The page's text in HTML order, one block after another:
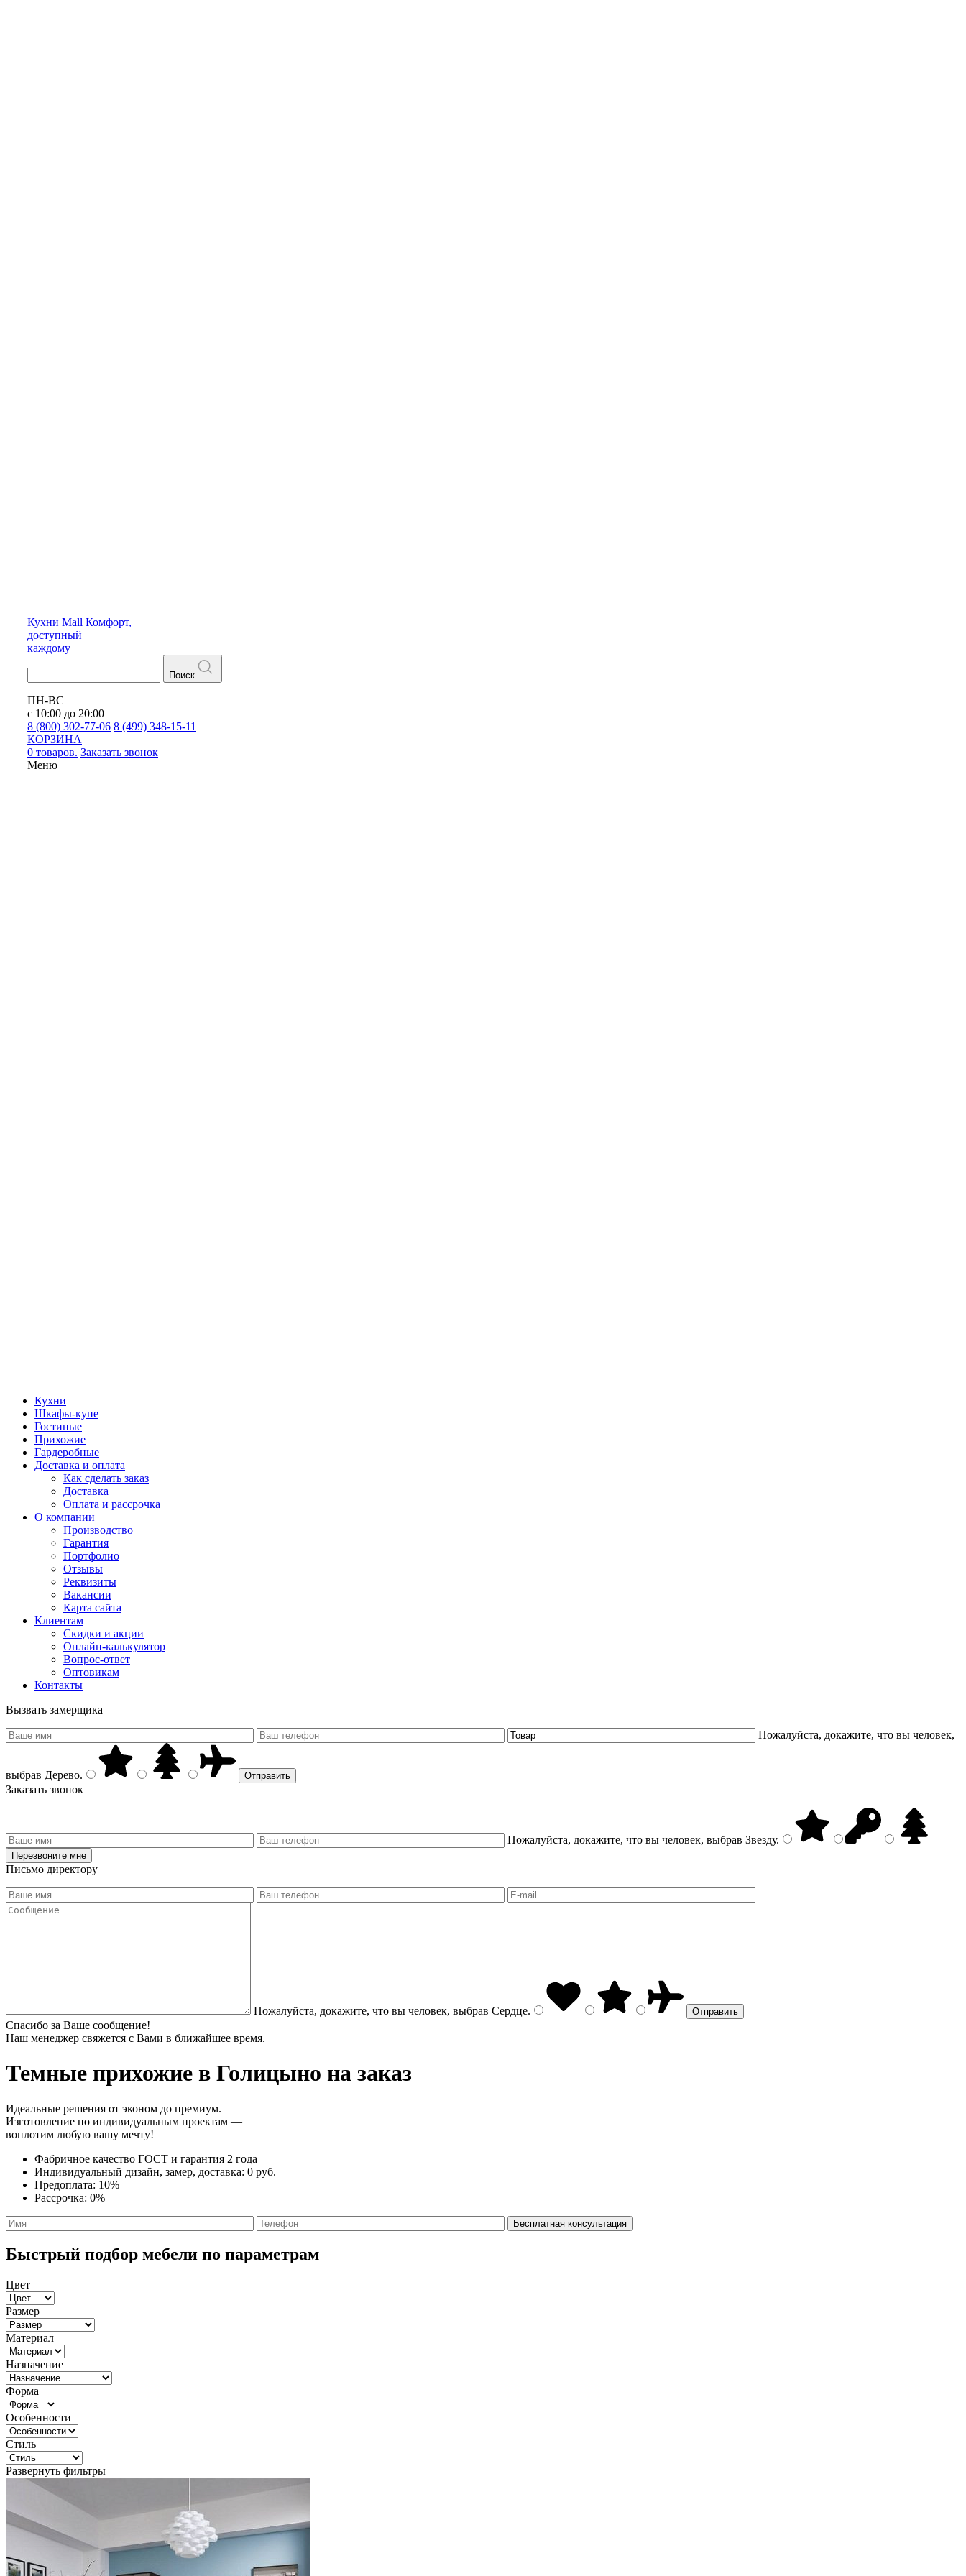
Кухни Mall Комфорт,
доступный
каждому
Поиск
ПН-ВС
с 10:00 до 20:00
8 (800) 302-77-06 8 (499) 348-15-11
КОРЗИНА
0 товаров. Заказать звонок
Меню
Кухни
Шкафы-купе
Гостиные
Прихожие
Гардеробные
Доставка и оплата
Как сделать заказ
Доставка
Оплата и рассрочка
О компании
Производство
Гарантия
Портфолио
Отзывы
Реквизиты
Вакансии
Карта сайта
Клиентам
Скидки и акции
Онлайн-калькулятор
Вопрос-ответ
Оптовикам
Контакты
Вызвать замерщика
Пожалуйста, докажите, что вы человек,
выбрав Дерево.
Заказать звонок
Пожалуйста, докажите, что вы человек, выбрав Звезду.
Письмо директору
Пожалуйста, докажите, что вы человек, выбрав Сердце.
Спасибо за Ваше сообщение!
Наш менеджер свяжется с Вами в ближайшее время.
Темные прихожие в Голицыно на заказ
Идеальные решения от эконом до премиум.
Изготовление по индивидуальным проектам —
воплотим любую вашу мечту!
Фабричное качество ГОСТ и гарантия 2 года
Индивидуальный дизайн, замер, доставка: 0 руб.
Предоплата: 10%
Рассрочка: 0%
Быстрый подбор мебели по параметрам
Цвет
Размер
Материал
Назначение
Форма
Особенности
Стиль
Развернуть фильтры